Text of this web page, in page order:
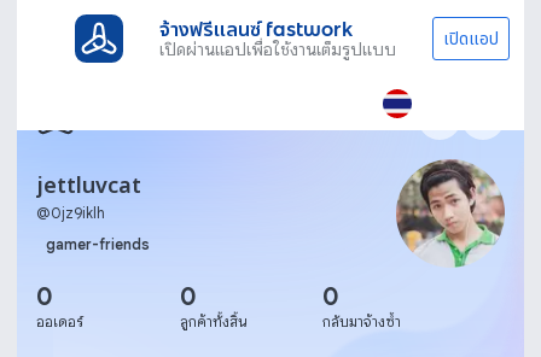
จ้างฟรีแลนซ์ fastwork
เปิดผ่านแอปเพื่อใช้งานเต็มรูปแบบ เปิดแอป
jettluvcat
@0jz9iklh
gamer-friends
0
ออเดอร์
0
ลูกค้าทั้งสิ้น
0
กลับมาจ้างซ้ำ